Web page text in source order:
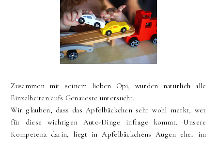
Zusammen mit seinem lieben Opi, wurden natürlich alle
Einzelheiten aufs Genaueste untersucht.
Wir glauben, dass das Apfelbäckchen sehr wohl merkt, wer
für diese wichtigen Auto-Dinge infrage kommt. Unsere
Kompetenz darin, liegt in Apfelbäckchens Augen eher im